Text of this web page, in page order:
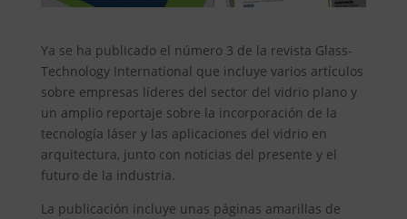
Ya se ha publicado el número 3 de la revista Glass-
Technology International que incluye varios artículos
sobre empresas líderes del sector del vidrio plano y
un amplio reportaje sobre la incorporación de la
tecnología láser y las aplicaciones del vidrio en
arquitectura, junto con noticias del presente y el
futuro de la industria.
La publicación incluye unas páginas amarillas de